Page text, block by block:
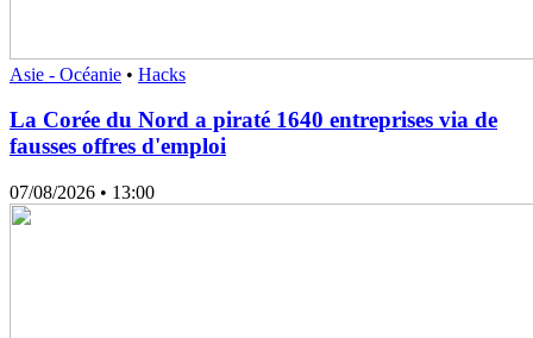
Asie - Océanie • Hacks
La Corée du Nord a piraté 1640 entreprises via de
fausses offres d'emploi
07/08/2026 • 13:00